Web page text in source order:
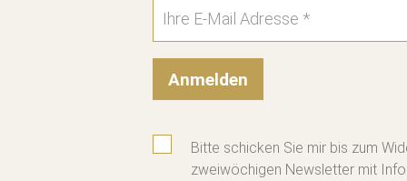
Anmelden
Bitte schicken Sie mir bis zum
zweiwöchigen Newsletter mit